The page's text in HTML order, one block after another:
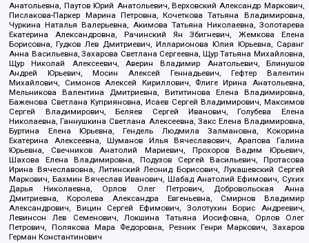
Анатольевна, Паутов Юрий Анатольевич, Верховский Александр Маркович,
Пислакова-Паркер Марина Петровна, Кочеткова Татьяна Владимировна,
Чуркина Наталья Валерьевна, Акимова Татьяна Николаевна, Золотарева
Екатерина Александровна, Рачинский Ян Збигневич, Жемкова Елена
Борисовна, Гудков Лев Дмитриевич, Илларионова Юлия Юрьевна, Саранг
Анна Васильевна, Захарова Светлана Сергеевна, Щур Татьяна Михайловна,
Щур Николай Алексеевич, Аверин Владимир Анатольевич, Блинушов
Андрей Юрьевич, Мосин Алексей Геннадьевич, Гефтер Валентин
Михайлович, Симонов Алексей Кириллович, Флиге Ирина Анатольевна,
Мельникова Валентина Дмитриевна, Вититинова Елена Владимировна,
Баженова Светлана Куприяновна, Исаев Сергей Владимирович, Максимов
Сергей Владимирович, Беляев Сергей Иванович, Голубева Елена
Николаевна, Ганнушкина Светлана Алексеевна, Закс Елена Владимировна,
Буртина Елена Юрьевна, Гендель Людмила Залмановна, Кокорина
Екатерина Алексеевна, Шуманов Илья Вячеславович, Арапова Галина
Юрьевна, Свечников Анатолий Мариевич, Прохоров Вадим Юрьевич,
Шахова Елена Владимировна, Подузов Сергей Васильевич, Протасова
Ирина Вячеславовна, Литинский Леонид Борисович, Лукашевский Сергей
Маркович, Бахмин Вячеслав Иванович, Шабад Анатолий Ефимович, Сухих
Дарья Николаевна, Орлов Олег Петрович, Добровольская Анна
Дмитриевна, Королева Александра Евгеньевна, Смирнов Владимир
Александрович, Вицин Сергей Ефимович, Золотухин Борис Андреевич,
Левинсон Лев Семенович, Локшина Татьяна Иосифовна, Орлов Олег
Петрович, Полякова Мара Федоровна, Резник Генри Маркович, Захаров
Герман Константинович